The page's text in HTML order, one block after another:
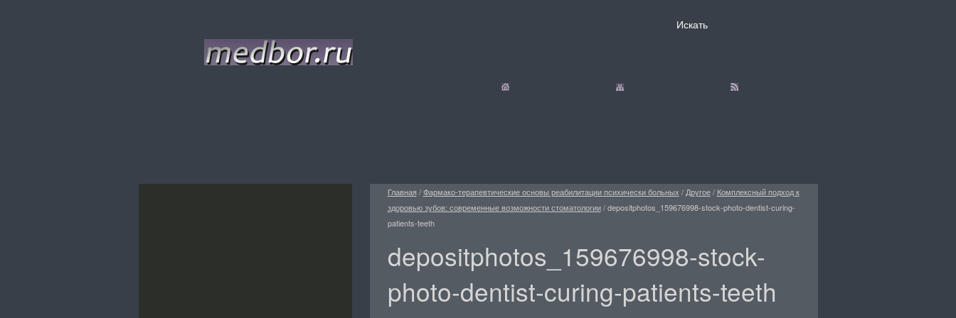
Главная /Фармако-терапевтические основы реабилитации психически больных / Другое/ Комплексный подход к
здоровью зубов: современные возможности стоматологии/depositphotos_159676998-stock-photo-dentist-curing-
patients-teeth
depositphotos_159676998-stock-
photo-dentist-curing-patients-teeth